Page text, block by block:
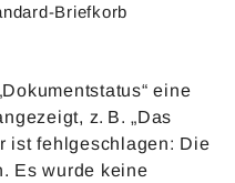
Briefkorb
eine
z. B. „Das
ist fehlgeschlagen: Die
Es wurde keine